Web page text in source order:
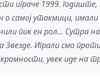
играче 1999. годиште,
о самој утакмици,
пик ен рол… Сутра
Играли смо
увек иде на